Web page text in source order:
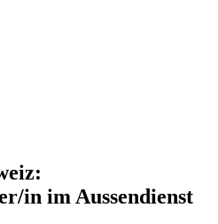
in im Aussendienst